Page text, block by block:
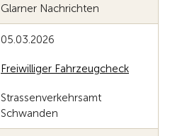
Glarner Nachrichten
05.03.2026
Freiwilliger Fahrzeugcheck
Strassenverkehrsamt
Schwanden